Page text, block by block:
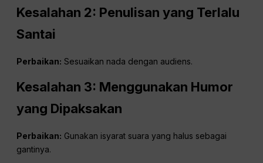
Kesalahan 2: Penulisan yang Terlalu
Santai
Perbaikan: Sesuaikan nada dengan audiens.
Kesalahan 3: Menggunakan Humor
yang Dipaksakan
Perbaikan: Gunakan isyarat suara yang halus sebagai
gantinya.